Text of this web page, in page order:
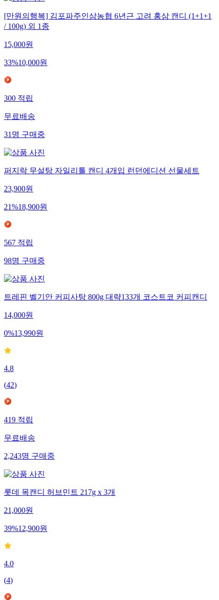
[만원의행복] 김포파주인삼농협 6년근 고려 홍삼 캔디 (1+1+1
/ 100g) 외 1종
15,000원
33%10,000원
300 적립
무료배송
31 명 구매중
퍼지락 무설탕 자일리톨 캔디 4개입 런던에디션 선물세트
23,900원
21%18,900원
567 적립
98명 구매중
트레핀 벨기안 커피사탕 800g 대략133개 코스트코 커피캔디
14,000원
0%13,990원
4.8
(42)
419 적립
무료배송
2,243명 구매중
롯데 목캔디 허브민트 217g x 3개
21,000원
39%12,900원
4.0
(4)